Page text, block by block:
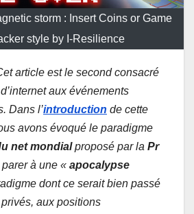
storm : Insert Coins or Game
style by I-Resilience
article est le second consacré
aux événements
Dans l’introduction de cette
avons évoqué le paradigme
net mondialproposé par la Pr
à une « apocalypse
dont ce serait bien passé
aux positions